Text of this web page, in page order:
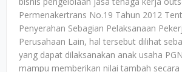
Permenakertrans No.19 Tahun 2012
Penyerahan Sebagian Pelaksanaan
Perusahaan Lain, hal tersebut dilihat
yang dapat dilaksanakan anak usaha
mampu memberikan nilai tambah